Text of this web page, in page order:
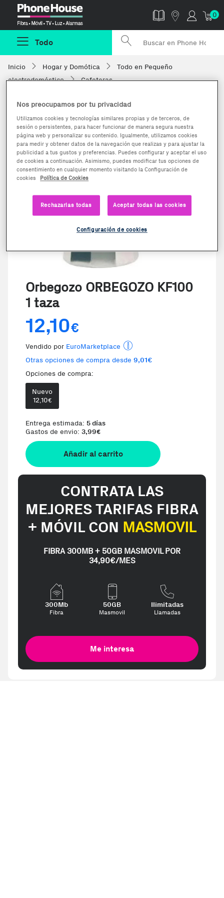
0
Todo
Inicio Hogar y Domótica
Todo en Pequeño
electrodoméstico
Cafeteras
Orbegozo ORBEGOZO KF100
1 taza
12,10€
Vendido por EuroMarketplace
Otras opciones de compra desde 9,01€
Opciones de compra:
Nuevo
12,10€
Entrega estimada: 5 días
Gastos de envio: 3,99€
Añadir al carrito
CONTRATA LAS
MEJORES TARIFAS FIBRA
+ MÓVIL CON MASMOVIL
FIBRA 300MB + 50GB MASMOVIL POR
34,90€/MES
300Mb
Fibra
50GB
Masmovil
Ilimitadas
Llamadas
Me interesa
Nos preocupamos por tu privacidad
Utilizamos cookies y tecnologías similares propias y de terceros, de
sesión o persistentes, para hacer funcionar de manera segura nuestra
página web y personalizar su contenido. Igualmente, utilizamos cookies
para medir y obtener datos de la navegación que realizas y para ajustar la
publicidad a tus gustos y preferencias. Puedes configurar y aceptar el uso
de cookies a continuación. Asimismo, puedes modificar tus opciones de
consentimiento en cualquier momento visitando la Configuración de
cookies
Política de Cookies
Rechazarlas todas Aceptar todas las cookies
Configuración de cookies